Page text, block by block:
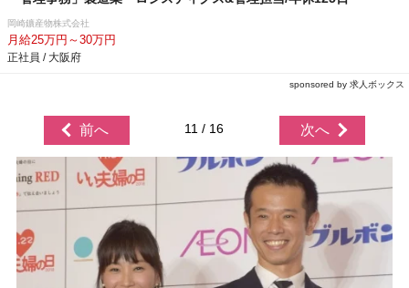
岡崎鑛産物株式会社
月給25万円～30万円
正社員 / 大阪府
sponsored by 求人ボックス
前へ 11 / 16 次へ